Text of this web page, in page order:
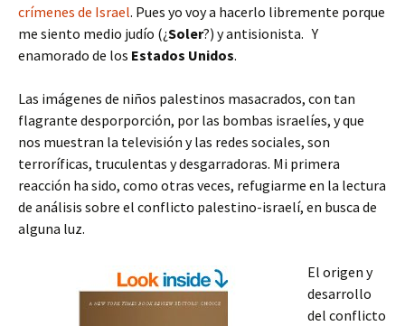
crímenes de Israel. Pues yo voy a hacerlo libremente porque
me siento medio judío (¿Soler?) y antisionista. Y
enamorado de los Estados Unidos.
Las imágenes de niños palestinos masacrados, con tan
flagrante desporporción, por las bombas israelíes, y que
nos muestran la televisión y las redes sociales, son
terroríficas, truculentas y desgarradoras. Mi primera
reacción ha sido, como otras veces, refugiarme en la lectura
de análisis sobre el conflicto palestino-israelí, en busca de
alguna luz.
El origen y
desarrollo
del conflicto